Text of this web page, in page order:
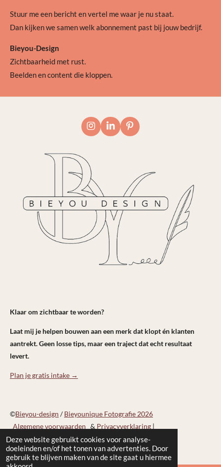
Deze website gebruikt cookies voor analyse-
doeleinden en/of het tonen van advertenties. Door
gebruik te blijven maken van de site gaat u hiermee
Stuur me een bericht en vertel me waar je nu staat.
Dan kijken we samen welk abonnement past bij jouw bedrijf.
Bieyou-Design
Zichtbaarheid met rust.
Beelden en content die kloppen.
I
n
a
g
r
a
L
i
P
i
e
s
Klaar om zichtbaar te worden?
Laat mij je helpen bouwen aan een merk dat klopt én klanten
aantrekt. Geen losse tips, maar een traject dat echt resultaat
levert.
Plan je gratis intake →
©Bieyou-design /Bieyounique Fotografie 2026
Algemene voorwaarden & Privacyverklaring |
info@bieyounique.nl